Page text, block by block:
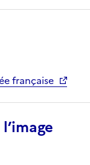
française